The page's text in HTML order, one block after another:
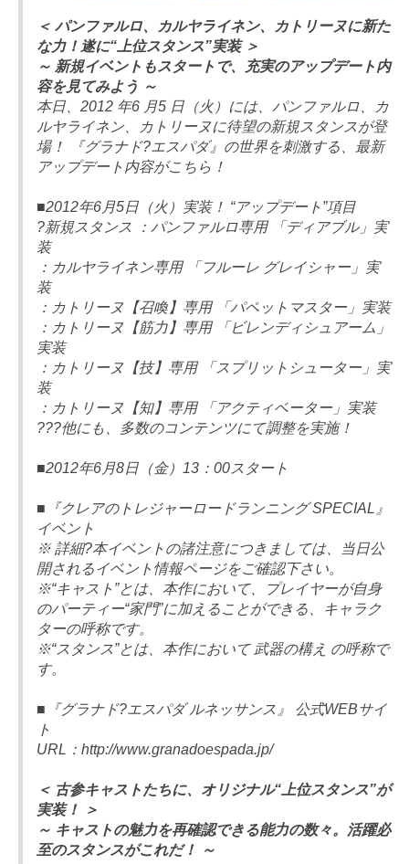
＜ パンファルロ、カルヤライネン、カトリーヌに新た
な力！遂に“上位スタンス”実装 ＞
～ 新規イベントもスタートで、充実のアップデート内
容を見てみよう ～
本日、2012 年6 月5 日（火）には、パンファルロ、カ
ルヤライネン、カトリーヌに待望の新規スタンスが登
場！ 『グラナド?エスパダ』の世界を刺激する、最新
アップデート内容がこちら！
■2012年6月5日（火）実装！ “アップデート”項目
?新規スタンス ：パンファルロ専用 「ディアブル」実
装
：カルヤライネン専用 「フルーレ グレイシャー」実
装
：カトリーヌ【召喚】専用 「パペットマスター」実装
：カトリーヌ【筋力】専用 「ビレンディシュアーム」
実装
：カトリーヌ【技】専用 「スプリットシューター」実
装
：カトリーヌ【知】専用 「アクティベーター」実装
???他にも、多数のコンテンツにて調整を実施！
■2012年6月8日（金）13：00スタート
■『クレアのトレジャーロードランニング SPECIAL』
イベント
※ 詳細?本イベントの諸注意につきましては、当日公
開されるイベント情報ページをご確認下さい。
※“キャスト”とは、本作において、プレイヤーが自身
のパーティー“家門”に加えることができる、キャラク
ターの呼称です。
※“スタンス”とは、本作において 武器の構え の呼称で
す。
■『グラナド?エスパダ ルネッサンス』 公式WEBサイ
ト
URL：http://www.granadoespada.jp/
＜ 古参キャストたちに、オリジナル“上位スタンス”が
実装！ ＞
～ キャストの魅力を再確認できる能力の数々。活躍必
至のスタンスがこれだ！ ～